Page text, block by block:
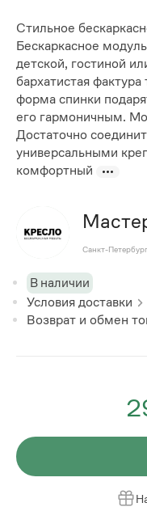
Стильное
Бескаркасное
детской, гостиной
бархатистая
форма спинки
его гармоничным.
Достаточно
универсальными
комфортный
Санкт-Петербург
В наличии
Условия доставки
Возврат и обмен